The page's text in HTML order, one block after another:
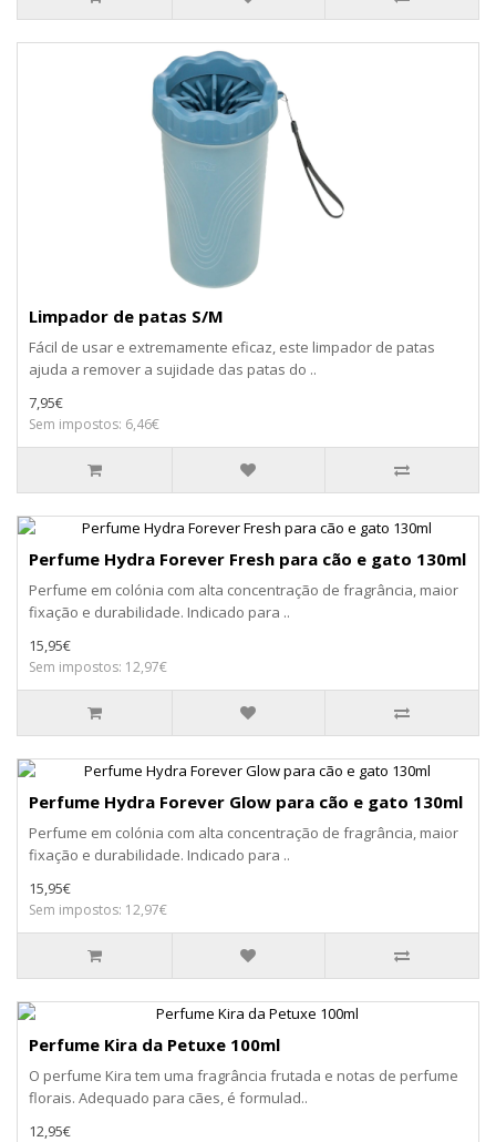
Limpador de patas S/M
Fácil de usar e extremamente eficaz, este limpador de patas
ajuda a remover a sujidade das patas do ..
7,95€
Sem impostos: 6,46€
Perfume Hydra Forever Fresh para cão e gato 130ml
Perfume em colónia com alta concentração de fragrância, maior
fixação e durabilidade. Indicado para ..
15,95€
Sem impostos: 12,97€
Perfume Hydra Forever Glow para cão e gato 130ml
Perfume em colónia com alta concentração de fragrância, maior
fixação e durabilidade. Indicado para ..
15,95€
Sem impostos: 12,97€
Perfume Kira da Petuxe 100ml
O perfume Kira tem uma fragrância frutada e notas de perfume
florais. Adequado para cães, é formulad..
12,95€